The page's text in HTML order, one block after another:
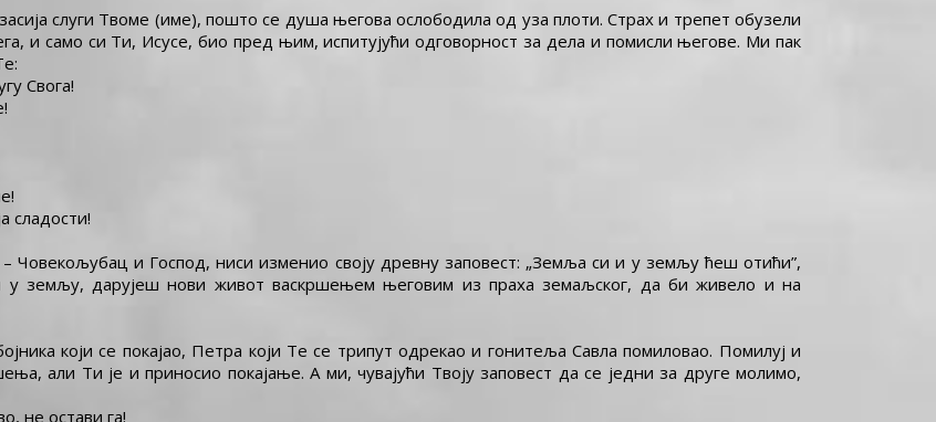
слуги Твоме (име), пошто се душа његова ослободила од уза плоти. Страх и трепет обузели
и само си Ти, Исусе, био пред њим, испитујући одговорност за дела и помисли његове. Ми пак
Свога!
сладости!
и Господ, ниси изменио своју древну заповест: „Земља си и у земљу ћеш отићи”,
у земљу, дарујеш нови живот васкршењем његовим из праха земаљског, да би живело и на
који се покајао, Петра који Те се трипут одрекао и гонитеља Савла помиловао. Помилуј и
али Ти је и приносио покајање. А ми, чувајући Твоју заповест да се једни за друге молимо,
не остави га!